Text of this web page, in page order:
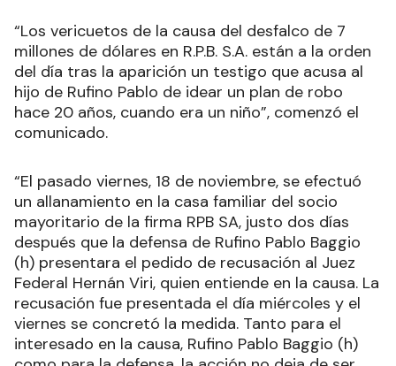
“Los vericuetos de la causa del desfalco de 7
millones de dólares en R.P.B. S.A. están a la orden
del día tras la aparición un testigo que acusa al
hijo de Rufino Pablo de idear un plan de robo
hace 20 años, cuando era un niño”, comenzó el
comunicado.
“El pasado viernes, 18 de noviembre, se efectuó
un allanamiento en la casa familiar del socio
mayoritario de la firma RPB SA, justo dos días
después que la defensa de Rufino Pablo Baggio
(h) presentara el pedido de recusación al Juez
Federal Hernán Viri, quien entiende en la causa. La
recusación fue presentada el día miércoles y el
viernes se concretó la medida. Tanto para el
interesado en la causa, Rufino Pablo Baggio (h)